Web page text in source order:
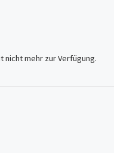
mehr zur Verfügung.